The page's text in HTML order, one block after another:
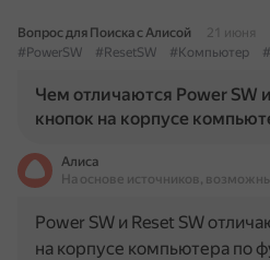
Вопрос для Поиска с Алисой
21 июня
#PowerSW
#ResetSW #Компьютер
Чем отличаются Power SW
кнопок на корпусе
Алиса
На основе источников,
Power SW и Reset SW
на корпусе компьютера по